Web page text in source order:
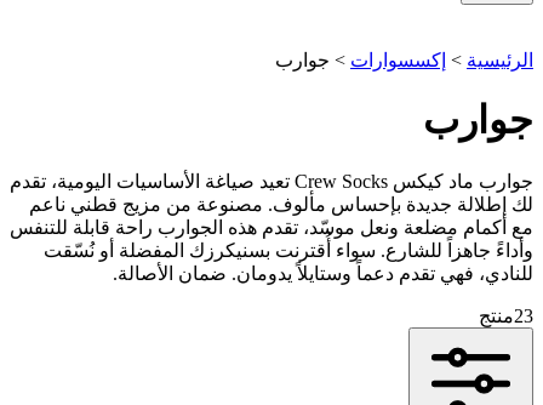
الرئيسية > إكسسوارات > جوارب
جوارب
جوارب ماد كيكس Crew Socks تعيد صياغة الأساسيات اليومية، تقدم
لك إطلالة جديدة بإحساس مألوف. مصنوعة من مزيج قطني ناعم
مع أكمام مضلعة ونعل موسّد، تقدم هذه الجوارب راحة قابلة للتنفس
وأداءً جاهزاً للشارع. سواء أُقترنت بسنيكرزك المفضلة أو نُسّقت
للنادي، فهي تقدم دعماً وستايلاً يدومان. ضمان الأصالة.
23منتج